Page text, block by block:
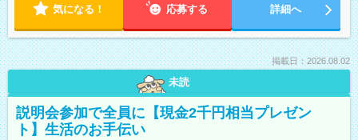
気になる！ 応募する 詳細へ
掲載日：2026.08.02
未読
説明会参加で全員に【現金2千円相当プレゼン
ト】生活のお手伝い